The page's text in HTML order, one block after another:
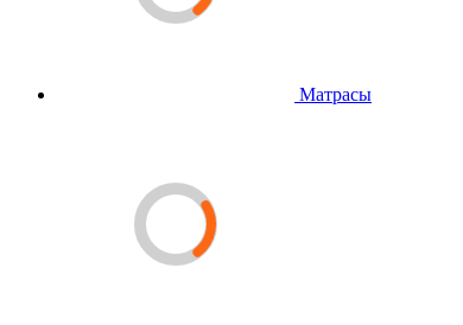
Матрасы